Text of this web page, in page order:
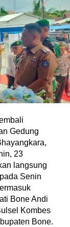
Gedung
23
langsung
Senin
Bone Andi
Kombes
Bone.